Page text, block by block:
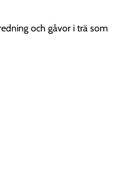
och gåvor i trä som